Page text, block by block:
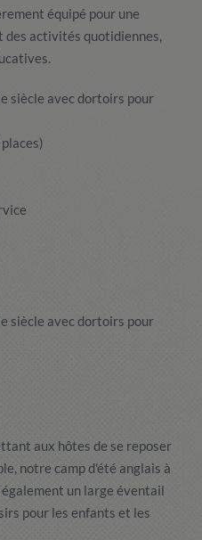
équipé pour une
activités quotidiennes,
siècle avec dortoirs pour
siècle avec dortoirs pour
aux hôtes de se reposer
notre camp d'été anglais à
un large éventail
pour les enfants et les